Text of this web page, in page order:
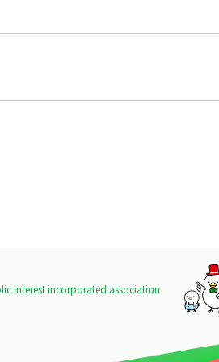
interest incorporated association